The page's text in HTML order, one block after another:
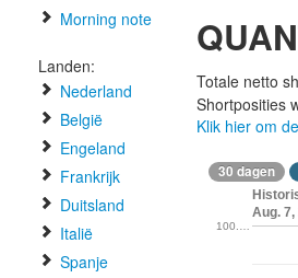
Morning note
Landen:
Nederland
België
Engeland
Frankrijk
Duitsland
Italië
Spanje
Totale netto
Shortposities
Klik hier om
30 dagen
Aug. 7,
100.…